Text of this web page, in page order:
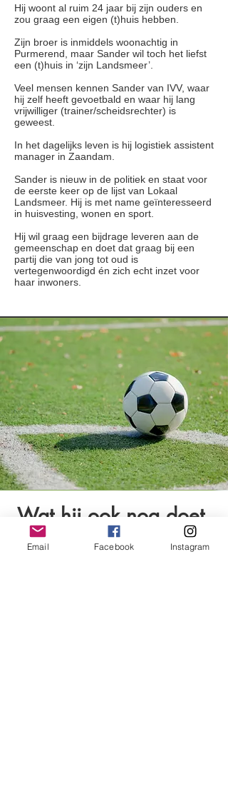
Hij woont al ruim 24 jaar bij zijn ouders en
zou graag een eigen (t)huis hebben.
Zijn broer is inmiddels woonachtig in
Purmerend, maar Sander wil toch het liefst
een (t)huis in ‘zijn Landsmeer’.
Veel mensen kennen Sander van IVV, waar
hij zelf heeft gevoetbald en waar hij lang
vrijwilliger (trainer/scheidsrechter) is
geweest.
In het dagelijks leven is hij logistiek assistent
manager in Zaandam.
Sander is nieuw in de politiek en staat voor
de eerste keer op de lijst van Lokaal
Landsmeer. Hij is met name geïnteresseerd
in huisvesting, wonen en sport.
Hij wil graag een bijdrage leveren aan de
gemeenschap en doet dat graag bij een
partij die van jong tot oud is
vertegenwoordigd én zich echt inzet voor
haar inwoners.
Wat hij ook nog doet.
Sander houd van het goede leven en
Email Facebook Instagram